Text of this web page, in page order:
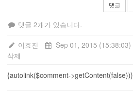
댓글
댓글 2개가 있습니다.
이효진 Sep 01, 2015 (15:38:03)
삭제
{autolink($comment->getContent(false))}